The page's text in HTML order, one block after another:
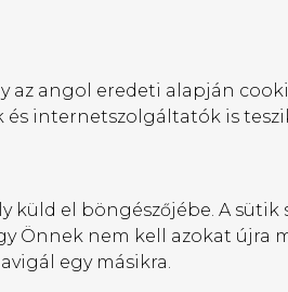
angol eredeti alapján
internetszolgáltatók is
küld el böngészőjébe. A
Önnek nem kell azokat újra
egy másikra.